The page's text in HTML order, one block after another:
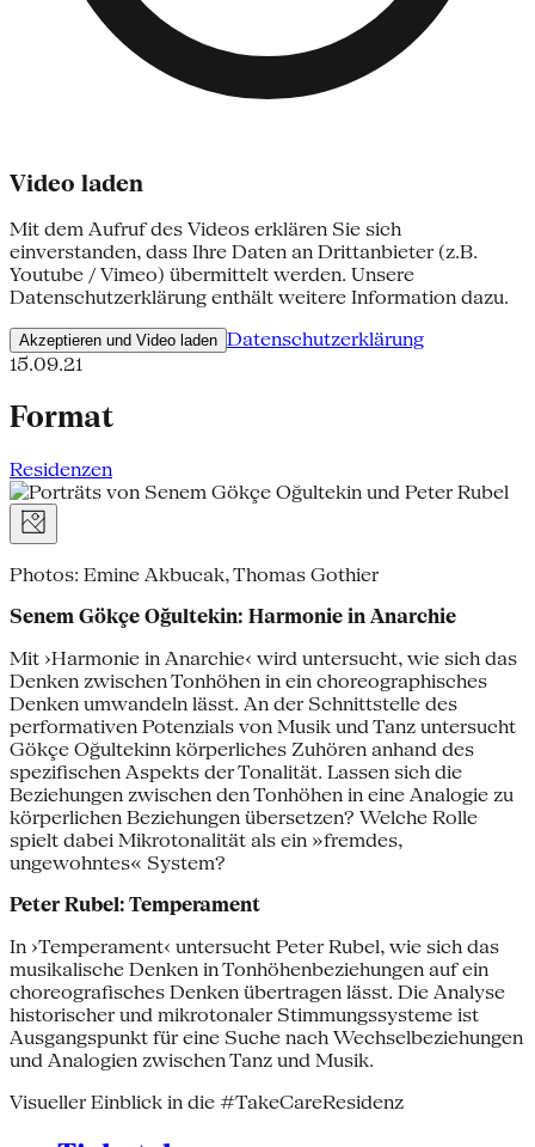
Video laden
Mit dem Aufruf des Videos erklären Sie sich
einverstanden, dass Ihre Daten an Drittanbieter (z.B.
Youtube / Vimeo) übermittelt werden. Unsere
Datenschutzerklärung enthält weitere Information dazu.
Akzeptieren und Video laden Datenschutzerklärung
15.09.21
Format
Residenzen
Photos: Emine Akbucak, Thomas Gothier
Senem Gökçe Oğultekin: Harmonie in Anarchie
Mit ›Harmonie in Anarchie‹ wird untersucht, wie sich das
Denken zwischen Tonhöhen in ein choreographisches
Denken umwandeln lässt. An der Schnittstelle des
performativen Potenzials von Musik und Tanz untersucht
Gökçe Oğultekinn körperliches Zuhören anhand des
spezifischen Aspekts der Tonalität. Lassen sich die
Beziehungen zwischen den Tonhöhen in eine Analogie zu
körperlichen Beziehungen übersetzen? Welche Rolle
spielt dabei Mikrotonalität als ein »fremdes,
ungewohntes« System?
Peter Rubel: Temperament
In ›Temperament‹ untersucht Peter Rubel, wie sich das
musikalische Denken in Tonhöhenbeziehungen auf ein
choreografisches Denken übertragen lässt. Die Analyse
historischer und mikrotonaler Stimmungssysteme ist
Ausgangspunkt für eine Suche nach Wechselbeziehungen
und Analogien zwischen Tanz und Musik.
Visueller Einblick in die #TakeCareResidenz